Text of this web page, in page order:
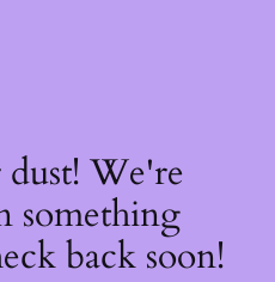
We're
something
back soon!